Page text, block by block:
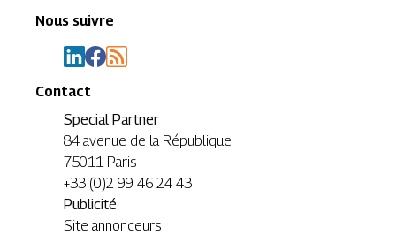
Nous suivre
Contact
Special Partner
84 avenue de la République
75011 Paris
+33 (0)2 99 46 24 43
Publicité
Site annonceurs